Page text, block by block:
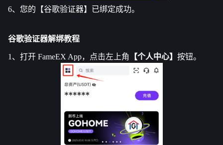
6、您的【谷歌验证器】已绑定成功。
谷歌验证器解绑教程
1、打开 FameEX App，点击左上角 【个人中心】 按钮。